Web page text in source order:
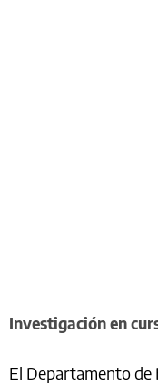
Investigación en
El Departamento de